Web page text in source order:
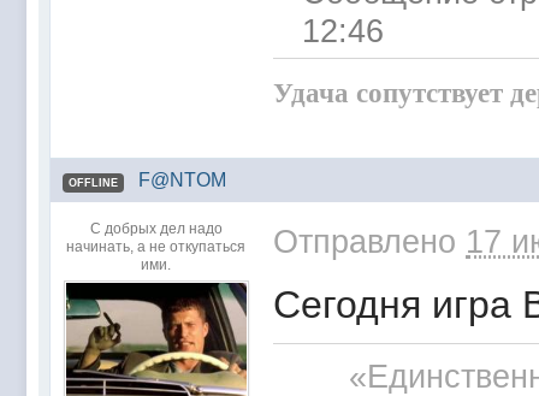
12:46
Удача сопутствует
OFFLINE F@NTOM
С добрых дел надо
начинать, а не откупаться
ими.
Отправлено 17
Сегодня игра